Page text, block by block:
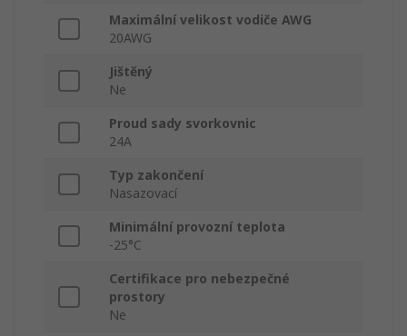
Maximální velikost vodiče AWG
20AWG
Jištěný
Ne
Proud sady svorkovnic
24A
Typ zakončení
Nasazovací
Minimální provozní teplota
-25°C
Certifikace pro nebezpečné
prostory
Ne